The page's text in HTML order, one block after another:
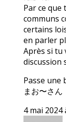
Par ce que
communs
certains
en parler
Après si tu
discussion
Passe une
まお〜さん
4 mai 2024